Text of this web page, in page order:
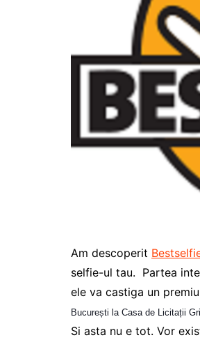
Am descoperit
selfie-ul tau. Partea
ele va castiga un
București la Casa de Licitații
Si asta nu e tot. Vor